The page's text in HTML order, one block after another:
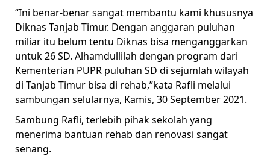
“Ini benar-benar sangat membantu kami khususnya
Diknas Tanjab Timur. Dengan anggaran puluhan
miliar itu belum tentu Diknas bisa menganggarkan
untuk 26 SD. Alhamdullilah dengan program dari
Kementerian PUPR puluhan SD di sejumlah wilayah
di Tanjab Timur bisa di rehab,”kata Rafli melalui
sambungan selularnya, Kamis, 30 September 2021.
Sambung Rafli, terlebih pihak sekolah yang
menerima bantuan rehab dan renovasi sangat
senang.